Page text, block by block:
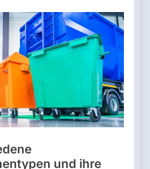
und ihre